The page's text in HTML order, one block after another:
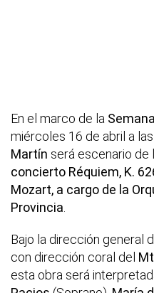
En el marco de la
miércoles 16 de abril a
Martín será escenario de
concierto Réquiem, K.
Mozart, a cargo de la
Provincia
Bajo la dirección general
con dirección coral del
esta obra será